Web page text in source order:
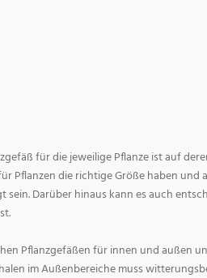
für die jeweilige Pflanze ist auf
Pflanzen die richtige Größe haben
sein. Darüber hinaus kann es auch
Pflanzgefäßen für innen und außen
im Außenbereiche muss